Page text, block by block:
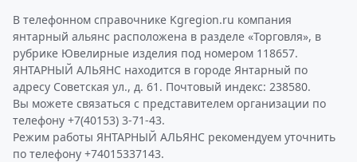
В телефонном справочнике Kgregion.ru компания
янтарный альянс расположена в разделе «Торговля», в
рубрике Ювелирные изделия под номером 118657.
ЯНТАРНЫЙ АЛЬЯНС находится в городе Янтарный по
адресу Советская ул., д. 61. Почтовый индекс: 238580.
Вы можете связаться с представителем организации по
телефону +7(40153) 3-71-43.
Режим работы ЯНТАРНЫЙ АЛЬЯНС рекомендуем уточнить
по телефону +74015337143.